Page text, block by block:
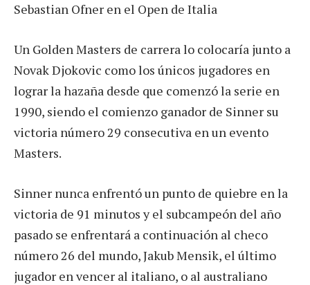
Sebastian Ofner en el Open de Italia
Un Golden Masters de carrera lo colocaría junto a
Novak Djokovic como los únicos jugadores en
lograr la hazaña desde que comenzó la serie en
1990, siendo el comienzo ganador de Sinner su
victoria número 29 consecutiva en un evento
Masters.
Sinner nunca enfrentó un punto de quiebre en la
victoria de 91 minutos y el subcampeón del año
pasado se enfrentará a continuación al checo
número 26 del mundo, Jakub Mensik, el último
jugador en vencer al italiano, o al australiano